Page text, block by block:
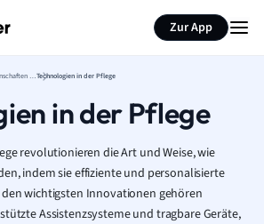
Zur App
Gesundheitswissenschaften und KrankenpflegeTechnologien in der Pflege
in der Pflege
revolutionieren die Art und Weise, wie
indem sie effiziente und personalisierte
wichtigsten Innovationen gehören
Assistenzsysteme und tragbare Geräte,